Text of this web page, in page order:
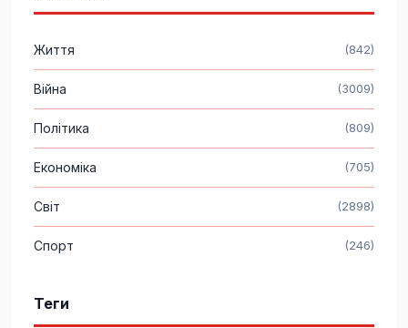
Життя (842)
Війна (3009)
Політика (809)
Економіка (705)
Світ (2898)
Спорт (246)
Теги